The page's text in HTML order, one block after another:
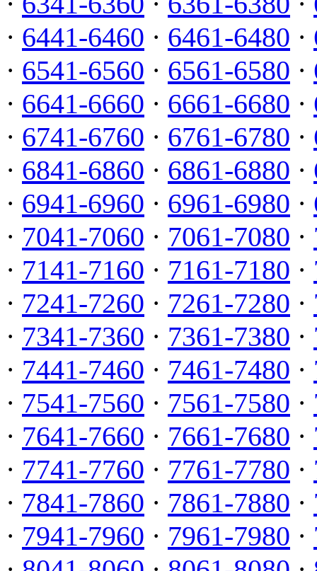
· 6441-6460 · 6461-6480 ·
· 6541-6560 · 6561-6580 ·
· 6641-6660 · 6661-6680 ·
· 6741-6760 · 6761-6780 ·
· 6841-6860 · 6861-6880 ·
· 6941-6960 · 6961-6980 ·
· 7041-7060 · 7061-7080 ·
· 7141-7160 · 7161-7180 ·
· 7241-7260 · 7261-7280 ·
· 7341-7360 · 7361-7380 ·
· 7441-7460 · 7461-7480 ·
· 7541-7560 · 7561-7580 ·
· 7641-7660 · 7661-7680 ·
· 7741-7760 · 7761-7780 ·
· 7841-7860 · 7861-7880 ·
· 7941-7960 · 7961-7980 ·